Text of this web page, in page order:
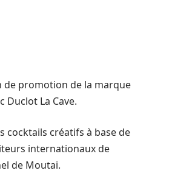
de promotion de la marque
Duclot La Cave.
cocktails créatifs à base de
internationaux de
de Moutai.